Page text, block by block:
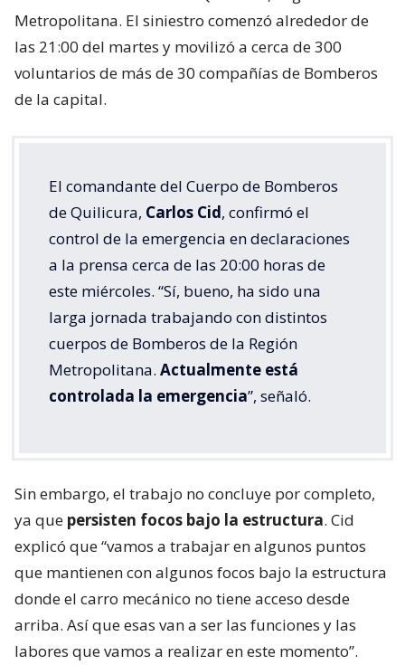
Metropolitana. El siniestro comenzó alrededor de
las 21:00 del martes y movilizó a cerca de 300
voluntarios de más de 30 compañías de Bomberos
de la capital.
El comandante del Cuerpo de Bomberos
de Quilicura, Carlos Cid, confirmó el
control de la emergencia en declaraciones
a la prensa cerca de las 20:00 horas de
este miércoles. “Sí, bueno, ha sido una
larga jornada trabajando con distintos
cuerpos de Bomberos de la Región
Metropolitana. Actualmente está
controlada la emergencia”, señaló.
Sin embargo, el trabajo no concluye por completo,
ya que persisten focos bajo la estructura. Cid
explicó que “vamos a trabajar en algunos puntos
que mantienen con algunos focos bajo la estructura
donde el carro mecánico no tiene acceso desde
arriba. Así que esas van a ser las funciones y las
labores que vamos a realizar en este momento”.